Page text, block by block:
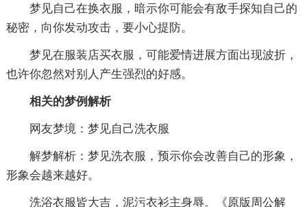
梦见自己在换衣服，暗示你可能会有敌手探知自己的
秘密，向你发动攻击，要小心提防。
梦见在服装店买衣服，可能爱情进展方面出现波折，
也许你忽然对别人产生强烈的好感。
相关的梦例解析
网友梦境：梦见自己洗衣服
解梦解析：梦见洗衣服，预示你会改善自己的形象，
形象会越来越好。
洗浴衣服皆大吉，泥污衣衫主身辱。《原版周公解